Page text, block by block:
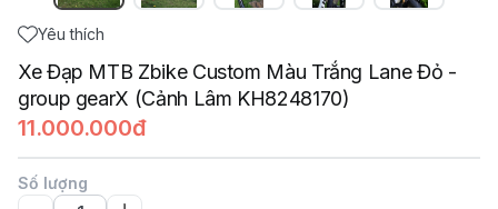
Yêu thích
Xe Đạp MTB Zbike Custom Màu Trắng Lane Đỏ -
group gearX (Cảnh Lâm KH8248170)
11.000.000đ
Số lượng